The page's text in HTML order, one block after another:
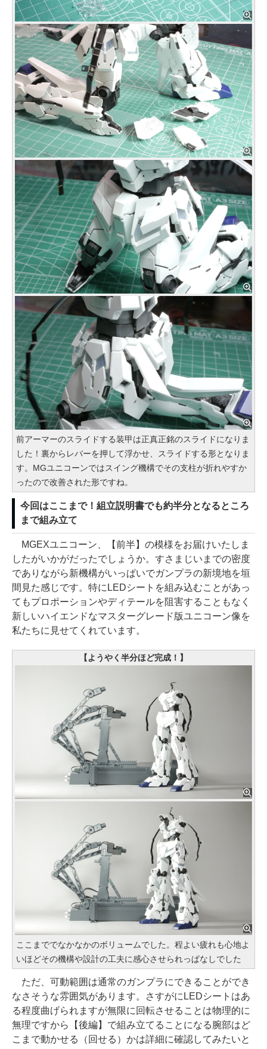
前アーマーのスライドする装甲は正真正銘のスライドになりま
した！裏からレバーを押して浮かせ、スライドする形となりま
す。MGユニコーンではスイング機構でその支柱が折れやすか
ったので改善された形ですね。
今回はここまで！組立説明書でも約半分となるところ
まで組み立て
MGEXユニコーン、【前半】の模様をお届けいたしま
したがいかがだったでしょうか。すさまじいまでの密度
でありながら新機構がいっぱいでガンプラの新境地を垣
間見た感じです。特にLEDシートを組み込むことがあっ
てもプロポーションやディテールを阻害することもなく
新しいハイエンドなマスターグレード版ユニコーン像を
私たちに見せてくれています。
【ようやく半分ほど完成！】
ここまででなかなかのボリュームでした。程よい疲れも心地よ
いほどその機構や設計の工夫に感心させられっぱなしでした
ただ、可動範囲は通常のガンプラにできることができ
なさそうな雰囲気があります。さすがにLEDシートはあ
る程度曲げられますが無限に回転させることは物理的に
無理ですから【後編】で組み立てることになる腕部はど
こまで動かせる（回せる）かは詳細に確認してみたいと